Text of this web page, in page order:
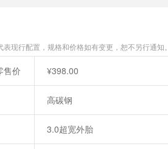
现行配置，规格和价格如有变更，恕不另行通知。
售价 ¥398.00
高碳钢
3.0超宽外胎